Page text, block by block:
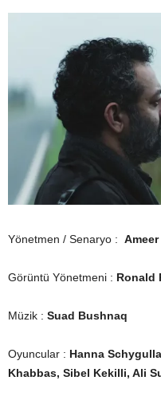
Yönetmen / Senaryo :
Görüntü Yönetmeni : Ronald
Müzik : Suad Bushnaq
Oyuncular : Hanna
Khabbas, Sibel Kekilli, Ali